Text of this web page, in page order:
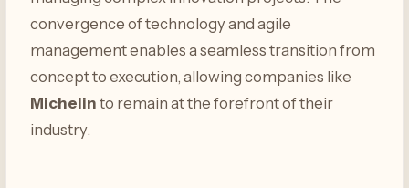
convergence of technology and agile
management enables a seamless transition from
concept to execution, allowing companies like
Michelin to remain at the forefront of their
industry.